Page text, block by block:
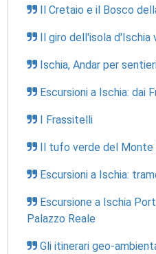
Il Cretaio e il Bosco
Il giro dell'isola d'Ischia
Ischia, Andar per
Escursioni a Ischia: dai
I Frassitelli
Il tufo verde del Monte
Escursioni a Ischia:
Escursione a Ischia
Palazzo Reale
Gli itinerari geo-